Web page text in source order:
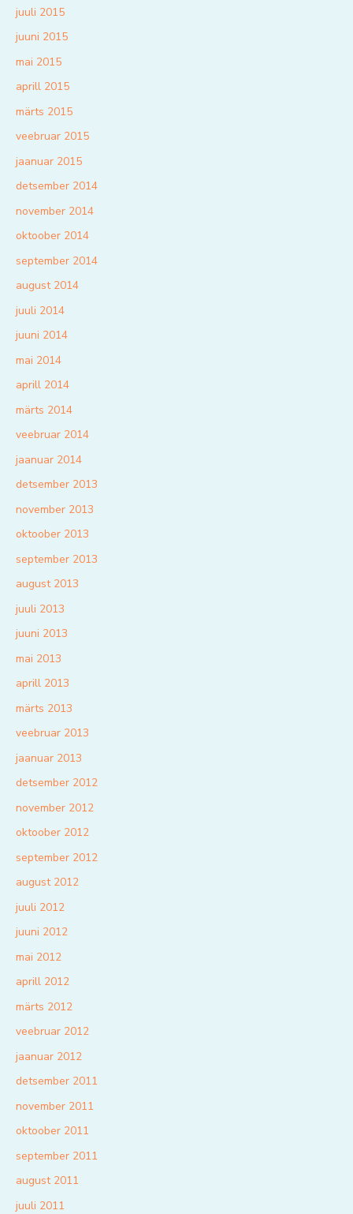
juuli 2015
juuni 2015
mai 2015
aprill 2015
märts 2015
veebruar 2015
jaanuar 2015
detsember 2014
november 2014
oktoober 2014
september 2014
august 2014
juuli 2014
juuni 2014
mai 2014
aprill 2014
märts 2014
veebruar 2014
jaanuar 2014
detsember 2013
november 2013
oktoober 2013
september 2013
august 2013
juuli 2013
juuni 2013
mai 2013
aprill 2013
märts 2013
veebruar 2013
jaanuar 2013
detsember 2012
november 2012
oktoober 2012
september 2012
august 2012
juuli 2012
juuni 2012
mai 2012
aprill 2012
märts 2012
veebruar 2012
jaanuar 2012
detsember 2011
november 2011
oktoober 2011
september 2011
august 2011
juuli 2011